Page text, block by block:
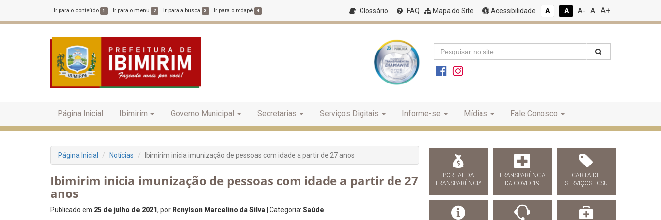
Ir para o conteúdo 1 Ir para o menu 2 Ir para a busca 3 Ir para o rodapé 4 Glossário FAQ Mapa do Site Acessibilidade A A A- A A+
Página Inicial Ibimirim Governo Municipal Secretarias Serviços Digitais Informe-se Mídias Fale Conosco
Página Inicial Notícias Ibimirim inicia imunização de pessoas com idade a partir de 27 anos
Ibimirim inicia imunização de pessoas com idade a partir de 27
anos
Publicado em 25 de julho de 2021, por Ronylson Marcelino da Silva | Categoria: Saúde
PORTAL DA
TRANSPARÊNCIA
TRANSPARÊNCIA
DA COVID-19
CARTA DE
SERVIÇOS - CSU